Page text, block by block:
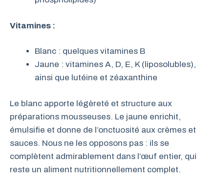
Vitamines :
Blanc : quelques vitamines B
Jaune : vitamines A, D, E, K (liposolubles),
ainsi que lutéine et zéaxanthine
Le blanc apporte légèreté et structure aux
préparations mousseuses. Le jaune enrichit,
émulsifie et donne de l’onctuosité aux crèmes et
sauces. Nous ne les opposons pas : ils se
complètent admirablement dans l’œuf entier, qui
reste un aliment nutritionnellement complet.